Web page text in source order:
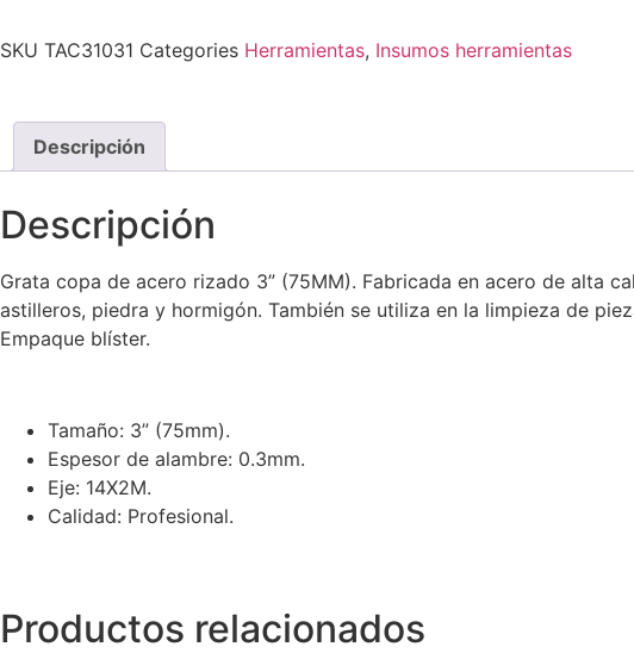
SKU TAC31031 Categories Herramientas, Insumos herramientas
Descripción
Descripción
Grata copa de acero rizado 3” (75MM). Fabricada en acero de alta
astilleros, piedra y hormigón. También se utiliza en la limpieza de
Empaque blíster.
Tamaño: 3” (75mm).
Espesor de alambre: 0.3mm.
Eje: 14X2M.
Calidad: Profesional.
Productos relacionados